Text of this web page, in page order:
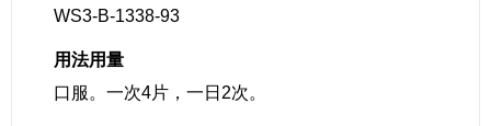
WS3-B-1338-93
用法用量
口服。一次4片，一日2次。